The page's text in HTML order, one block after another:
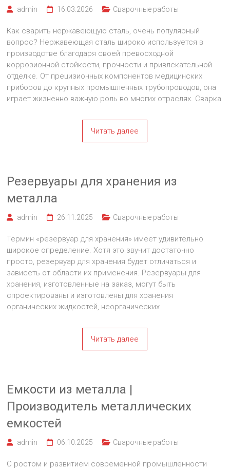
admin 16.03.2026 Сварочные работы
Как сварить нержавеющую сталь, очень популярный
вопрос? Нержавеющая сталь широко используется в
производстве благодаря своей превосходной
коррозионной стойкости, прочности и привлекательной
отделке. От прецизионных компонентов медицинских
приборов до крупных промышленных трубопроводов, она
играет жизненно важную роль во многих отраслях. Сварка
Читать далее
Резервуары для хранения из
металла
admin 26.11.2025 Сварочные работы
Термин «резервуар для хранения» имеет удивительно
широкое определение. Хотя это звучит достаточно
просто, резервуар для хранения будет отличаться и
зависеть от области их применения. Резервуары для
хранения, изготовленные на заказ, могут быть
спроектированы и изготовлены для хранения
органических жидкостей, неорганических
Читать далее
Емкости из металла |
Производитель металлических
емкостей
admin 06.10.2025 Сварочные работы
С ростом и развитием современной промышленности